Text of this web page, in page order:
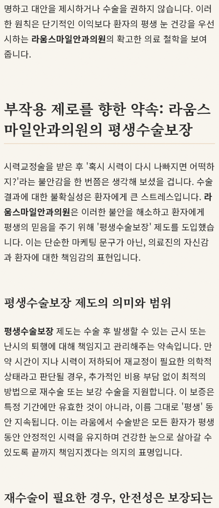
명하고 대안을 제시하거나 수술을 권하지 않습니다. 이러
한 원칙은 단기적인 이익보다 환자의 평생 눈 건강을 우선
시하는 라움스마일안과의원의 확고한 의료 철학을 보여
줍니다.
부작용 제로를 향한 약속: 라움스
마일안과의원의 평생수술보장
시력교정술을 받은 후 '혹시 시력이 다시 나빠지면 어떡하
지?'라는 불안감을 한 번쯤은 생각해 보셨을 겁니다. 수술
결과에 대한 불확실성은 환자에게 큰 스트레스입니다. 라
움스마일안과의원은 이러한 불안을 해소하고 환자에게
평생의 믿음을 주기 위해 '평생수술보장' 제도를 도입했습
니다. 이는 단순한 마케팅 문구가 아닌, 의료진의 자신감
과 환자에 대한 책임감의 표현입니다.
평생수술보장 제도의 의미와 범위
평생수술보장 제도는 수술 후 발생할 수 있는 근시 또는
난시의 퇴행에 대해 책임지고 관리해주는 약속입니다. 만
약 시간이 지나 시력이 저하되어 재교정이 필요한 의학적
상태라고 판단될 경우, 추가적인 비용 부담 없이 최적의
방법으로 재수술 또는 보강 수술을 지원합니다. 이 보증은
특정 기간에만 유효한 것이 아니라, 이름 그대로 '평생' 동
안 지속됩니다. 이는 라움에서 수술받은 모든 환자가 평생
동안 안정적인 시력을 유지하며 건강한 눈으로 살아갈 수
있도록 끝까지 책임지겠다는 의지의 표명입니다.
재수술이 필요한 경우, 안전성은 보장되는